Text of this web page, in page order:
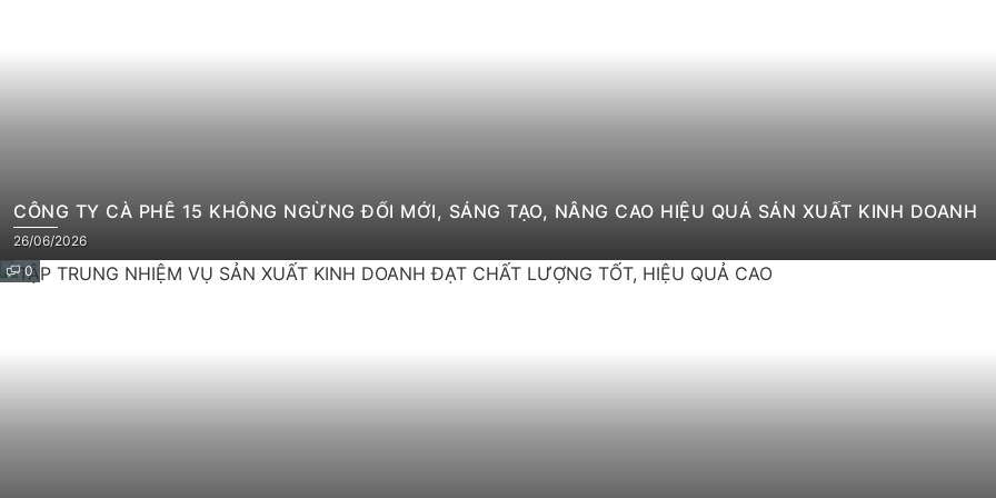
CÔNG TY CÀ PHÊ 15 KHÔNG NGỪNG ĐỔI MỚI, SÁNG TẠO, NÂNG CAO HIỆU QUẢ SẢN XUẤT KINH DOANH
26/06/2026
0